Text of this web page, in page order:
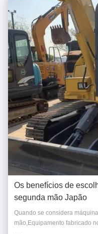
Os benefícios de
segunda mão Japão
Quando se considera
mão,Equipamento fabricado